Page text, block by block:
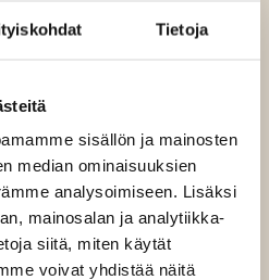
Tietoja
sisällön ja mainosten
median ominaisuuksien
analysoimiseen. Lisäksi
mainosalan ja analytiikka-
siitä, miten käytät
voivat yhdistää näitä